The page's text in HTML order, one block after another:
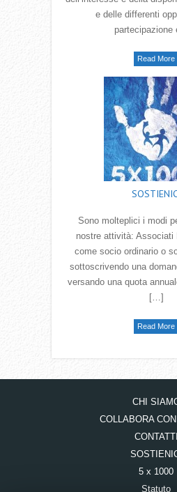
e delle differenti
Read More
Sono molteplici i modi
nostre attività: Associati
come socio ordinario o
sottoscrivendo una
versando una quota
[…]
Read More
CHI
COLLABORA
CONTATTI
5 x 1000
Statuto